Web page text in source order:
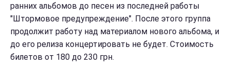
ранних альбомов до песен из последней работы
"Штормовое предупреждение". После этого группа
продолжит работу над материалом нового альбома, и
до его релиза концертировать не будет. Стоимость
билетов от 180 до 230 грн.